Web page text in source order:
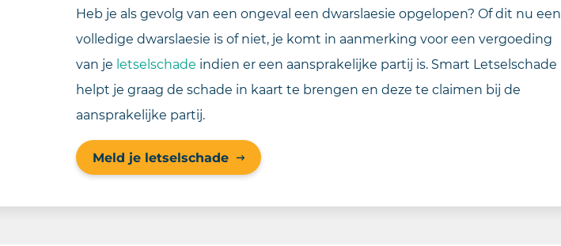
Heb je als gevolg van een ongeval een dwarslaesie opgelopen? Of dit nu een
volledige dwarslaesie is of niet, je komt in aanmerking voor een vergoeding
van je letselschade indien er een aansprakelijke partij is. Smart Letselschade
helpt je graag de schade in kaart te brengen en deze te claimen bij de
aansprakelijke partij.
Meld je letselschade